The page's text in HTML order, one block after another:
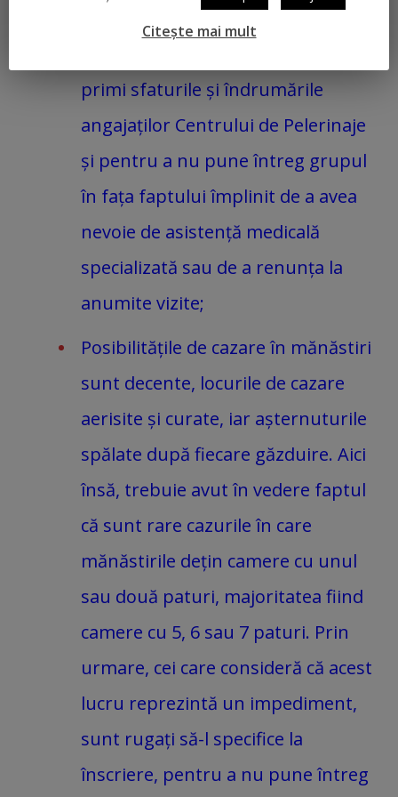
sănătății, sunt datori să le
primi sfaturile și îndrumările
angajaților Centrului de Pelerinaje
și pentru a nu pune întreg grupul
în fața faptului împlinit de a avea
nevoie de asistență medicală
specializată sau de a renunța la
anumite vizite;
Posibilitățile de cazare în mănăstiri
sunt decente, locurile de cazare
aerisite și curate, iar așternuturile
spălate după fiecare găzduire. Aici
însă, trebuie avut în vedere faptul
că sunt rare cazurile în care
mănăstirile dețin camere cu unul
sau două paturi, majoritatea fiind
camere cu 5, 6 sau 7 paturi. Prin
urmare, cei care consideră că acest
lucru reprezintă un impediment,
sunt rugați să-l specifice la
înscriere, pentru a nu pune întreg
Citește mai mult